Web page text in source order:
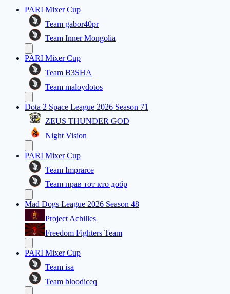
PARI Mixer Cup
Team gabor40pr
Team Inner Mongolia
PARI Mixer Cup
Team B3SHA
Team maloydotos
Dota 2 Space League 2026 Season 71
ZEUS THUNDER GOD
Night Vision
PARI Mixer Cup
Team Imprarce
Team прав тот кто добр
Mad Dogs League 2026 Season 48
Project Achilles
Freedom Fighters Team
PARI Mixer Cup
Team isa
Team bloodiceq